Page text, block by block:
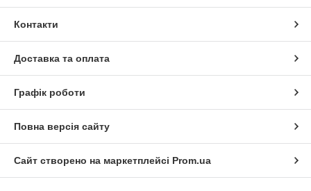
Контакти
Доставка та оплата
Графік роботи
Повна версія сайту
Сайт створено на маркетплейсі Prom.ua